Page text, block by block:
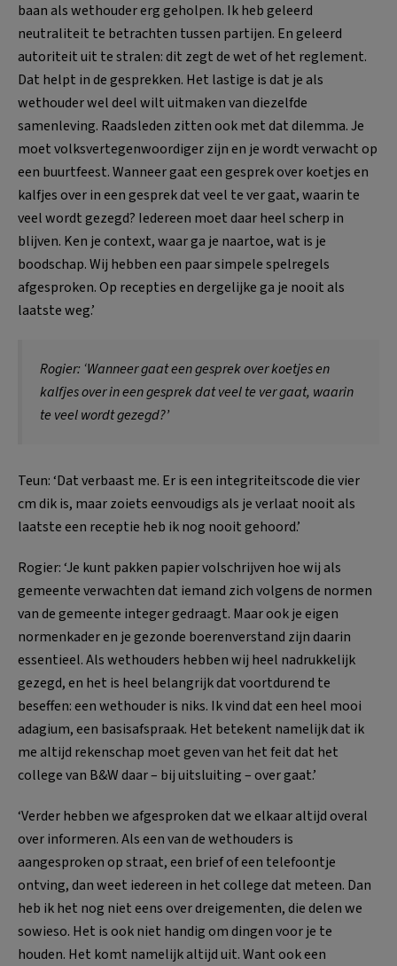
baan als wethouder erg geholpen. Ik heb geleerd
neutraliteit te betrachten tussen partijen. En geleerd
autoriteit uit te stralen: dit zegt de wet of het reglement.
Dat helpt in de gesprekken. Het lastige is dat je als
wethouder wel deel wilt uitmaken van diezelfde
samenleving. Raadsleden zitten ook met dat dilemma. Je
moet volksvertegenwoordiger zijn en je wordt verwacht op
een buurtfeest. Wanneer gaat een gesprek over koetjes en
kalfjes over in een gesprek dat veel te ver gaat, waarin te
veel wordt gezegd? Iedereen moet daar heel scherp in
blijven. Ken je context, waar ga je naartoe, wat is je
boodschap. Wij hebben een paar simpele spelregels
afgesproken. Op recepties en dergelijke ga je nooit als
laatste weg.’
Rogier: ‘Wanneer gaat een gesprek over koetjes en
kalfjes over in een gesprek dat veel te ver gaat, waarin
te veel wordt gezegd?’
Teun: ‘Dat verbaast me. Er is een integriteitscode die vier
cm dik is, maar zoiets eenvoudigs als je verlaat nooit als
laatste een receptie heb ik nog nooit gehoord.’
Rogier: ‘Je kunt pakken papier volschrijven hoe wij als
gemeente verwachten dat iemand zich volgens de normen
van de gemeente integer gedraagt. Maar ook je eigen
normenkader en je gezonde boerenverstand zijn daarin
essentieel. Als wethouders hebben wij heel nadrukkelijk
gezegd, en het is heel belangrijk dat voortdurend te
beseffen: een wethouder is niks. Ik vind dat een heel mooi
adagium, een basisafspraak. Het betekent namelijk dat ik
me altijd rekenschap moet geven van het feit dat het
college van B&W daar – bij uitsluiting – over gaat.’
‘Verder hebben we afgesproken dat we elkaar altijd overal
over informeren. Als een van de wethouders is
aangesproken op straat, een brief of een telefoontje
ontving, dan weet iedereen in het college dat meteen. Dan
heb ik het nog niet eens over dreigementen, die delen we
sowieso. Het is ook niet handig om dingen voor je te
houden. Het komt namelijk altijd uit. Want ook een